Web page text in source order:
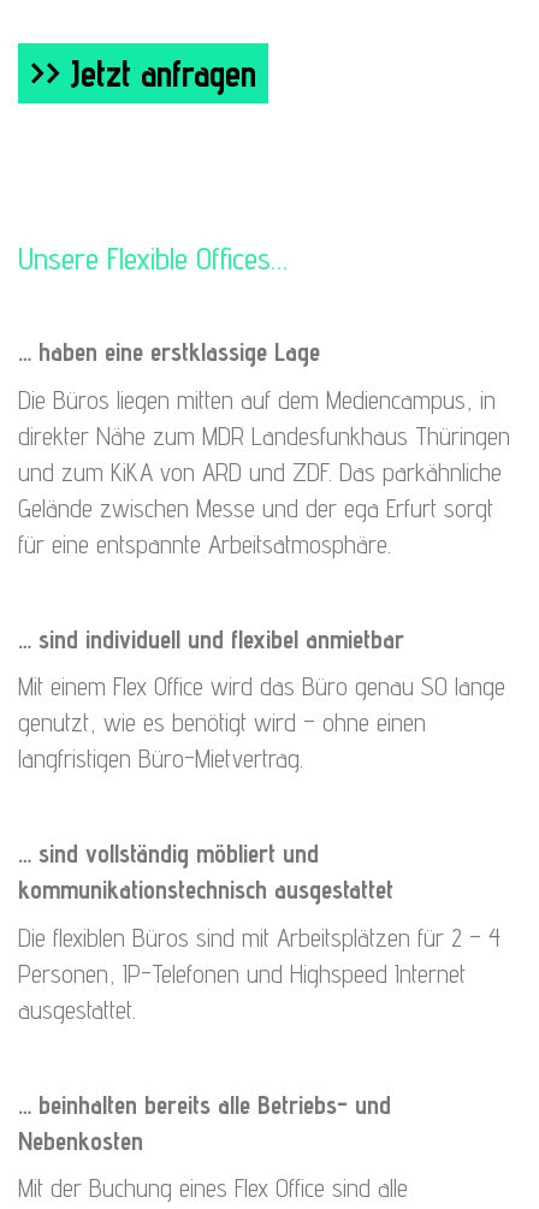
>> Jetzt anfragen
Unsere Flexible Offices…
… haben eine erstklassige Lage
Die Büros liegen mitten auf dem Mediencampus, in
direkter Nähe zum MDR Landesfunkhaus Thüringen
und zum KiKA von ARD und ZDF. Das parkähnliche
Gelände zwischen Messe und der ega Erfurt sorgt
für eine entspannte Arbeitsatmosphäre.
… sind individuell und flexibel anmietbar
Mit einem Flex Office wird das Büro genau SO lange
genutzt, wie es benötigt wird – ohne einen
langfristigen Büro-Mietvertrag.
… sind vollständig möbliert und
kommunikationstechnisch ausgestattet
Die flexiblen Büros sind mit Arbeitsplätzen für 2 – 4
Personen, IP-Telefonen und Highspeed Internet
ausgestattet.
… beinhalten bereits alle Betriebs- und
Nebenkosten
Mit der Buchung eines Flex Office sind alle